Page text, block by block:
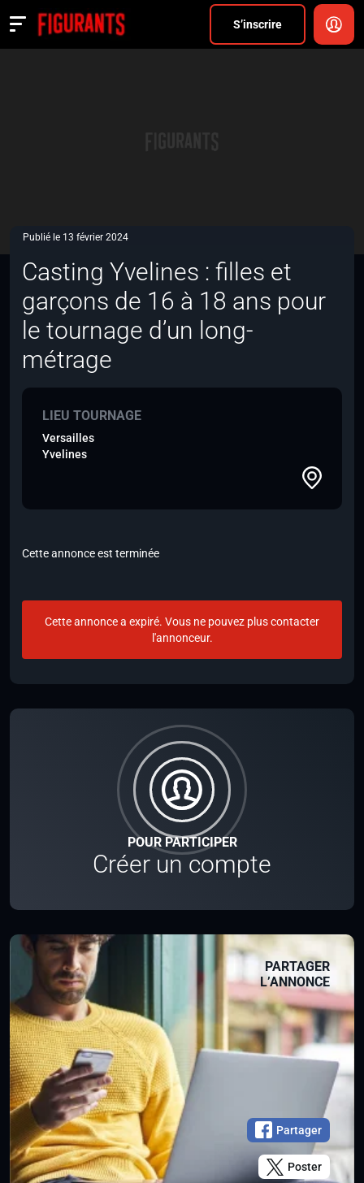
S’inscrire
Actualités
POUR PARTICIPER
Créer un compte
PARTAGER
L’ANNONCE
Partager
Poster
Publié le 13 février 2024
Casting Yvelines : filles et
garçons de 16 à 18 ans pour
le tournage d’un long-
métrage
LIEU TOURNAGE
Versailles
Yvelines
Cette annonce est terminée
Cette annonce a expiré. Vous ne pouvez plus contacter
l'annonceur.